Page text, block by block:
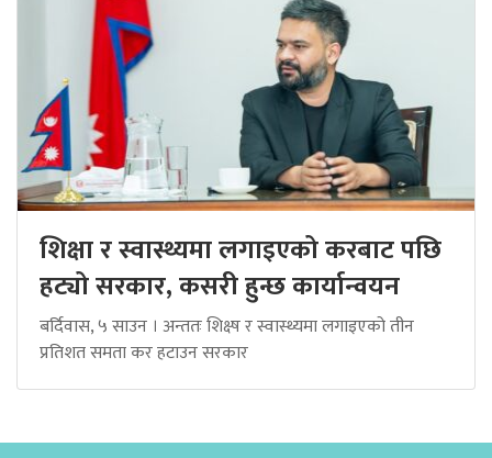
शिक्षा र स्वास्थ्यमा लगाइएको करबाट पछि
हट्यो सरकार, कसरी हुन्छ कार्यान्वयन
बर्दिवास, ५ साउन । अन्ततः शिक्ष्ष र स्वास्थ्यमा लगाइएको तीन
प्रतिशत समता कर हटाउन सरकार